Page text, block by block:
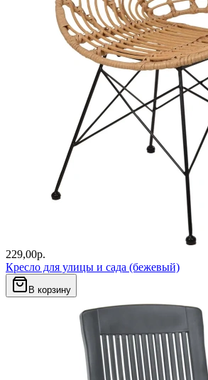
229,00р.
Кресло для улицы и сада (бежевый)
В корзину